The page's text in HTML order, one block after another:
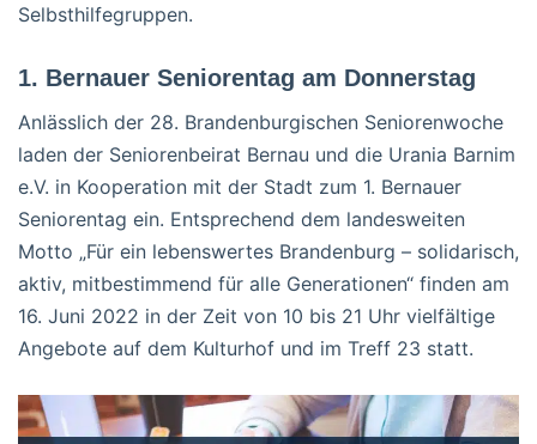
Selbsthilfegruppen.
1. Bernauer Seniorentag am Donnerstag
Anlässlich der 28. Brandenburgischen Seniorenwoche
laden der Seniorenbeirat Bernau und die Urania Barnim
e.V. in Kooperation mit der Stadt zum 1. Bernauer
Seniorentag ein. Entsprechend dem landesweiten
Motto „Für ein lebenswertes Brandenburg – solidarisch,
aktiv, mitbestimmend für alle Generationen“ finden am
16. Juni 2022 in der Zeit von 10 bis 21 Uhr vielfältige
Angebote auf dem Kulturhof und im Treff 23 statt.